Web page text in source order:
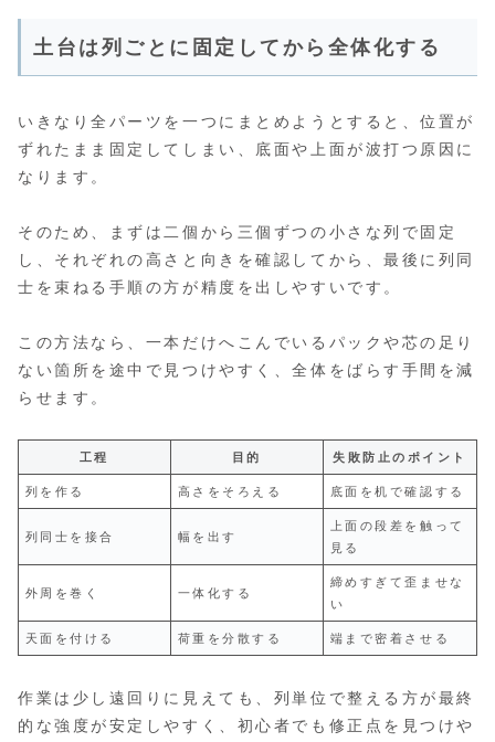
土台は列ごとに固定してから全体化する
いきなり全パーツを一つにまとめようとすると、位置が
ずれたまま固定してしまい、底面や上面が波打つ原因に
なります。
そのため、まずは二個から三個ずつの小さな列で固定
し、それぞれの高さと向きを確認してから、最後に列同
士を束ねる手順の方が精度を出しやすいです。
この方法なら、一本だけへこんでいるパックや芯の足り
ない箇所を途中で見つけやすく、全体をばらす手間を減
らせます。
工程 目的 失敗防止のポイント
列を作る 高さをそろえる 底面を机で確認する
列同士を接合 幅を出す
上面の段差を触って
見る
外周を巻く 一体化する
締めすぎて歪ませな
い
天面を付ける 荷重を分散する 端まで密着させる
作業は少し遠回りに見えても、列単位で整える方が最終
的な強度が安定しやすく、初心者でも修正点を見つけや